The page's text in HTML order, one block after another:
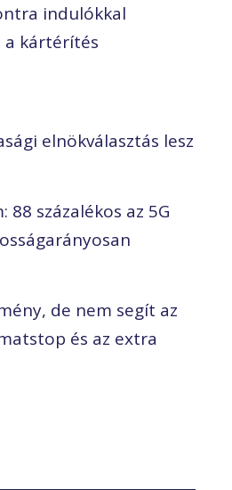
indulókkal
a kártérítés
elnökválasztás lesz
88 százalékos az 5G
de nem segít az
és az extra